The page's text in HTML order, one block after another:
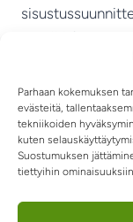
Parhaan kokemuksen
evästeitä,
tekniikoiden
kuten
Suostumuksen
tiettyihin
MIKKELIN